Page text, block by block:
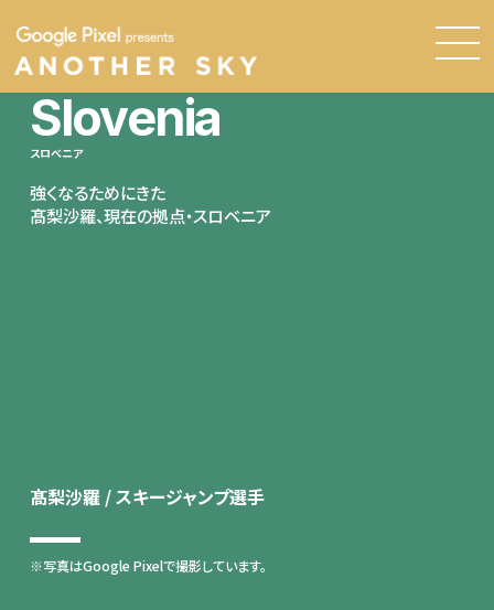
Slovenia
スロべニア
強くなるためにきた
髙梨沙羅、現在の拠点・スロベニア
髙梨沙羅 / スキージャンプ選手
※写真はGoogle Pixelで撮影しています。